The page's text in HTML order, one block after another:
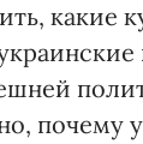
какие
почему